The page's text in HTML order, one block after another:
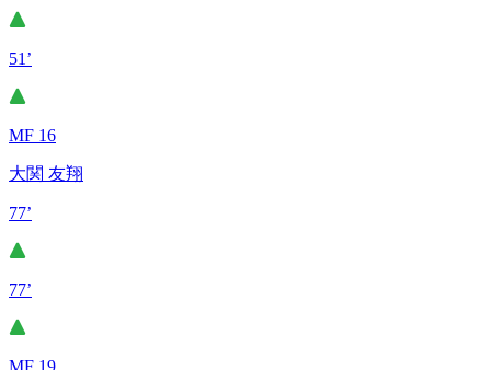
51’
MF 16
大関 友翔
77’
77’
MF 19